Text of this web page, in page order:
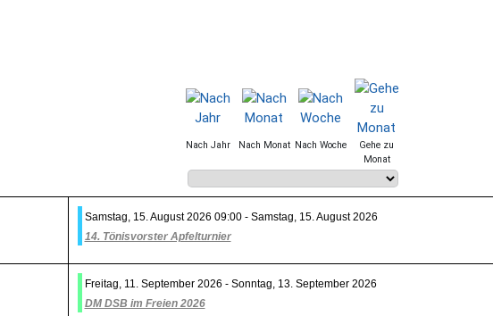
Nach Jahr Nach Monat Nach Woche
Gehe zu
Monat
Eine Kategorie auswählen um die Liste zu filtern
Samstag, 15. August 2026 09:00 - Samstag, 15. August 2026
14. Tönisvorster Apfelturnier
Freitag, 11. September 2026 - Sonntag, 13. September 2026
DM DSB im Freien 2026